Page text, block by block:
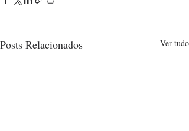
Posts Relacionados Ver tudo